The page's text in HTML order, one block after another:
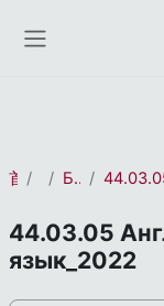
首页 课程Бакалавриат
44.03.05
язык_2022